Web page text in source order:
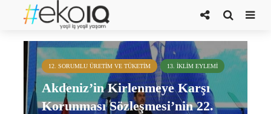
COP22
12. SORUMLU ÜRETIM VE TÜKETIM 13. İKLIM EYLEMI
Akdeniz’in Kirlenmeye Karşı
Korunması Sözleşmesi’nin 22.